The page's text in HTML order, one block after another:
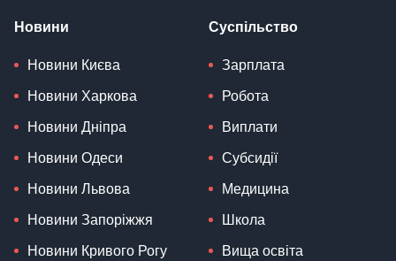
Новини
Новини Києва
Новини Харкова
Новини Дніпра
Новини Одеси
Новини Львова
Новини Запоріжжя
Новини Кривого Рогу
Суспільство
Зарплата
Робота
Виплати
Субсидії
Медицина
Школа
Вища освіта